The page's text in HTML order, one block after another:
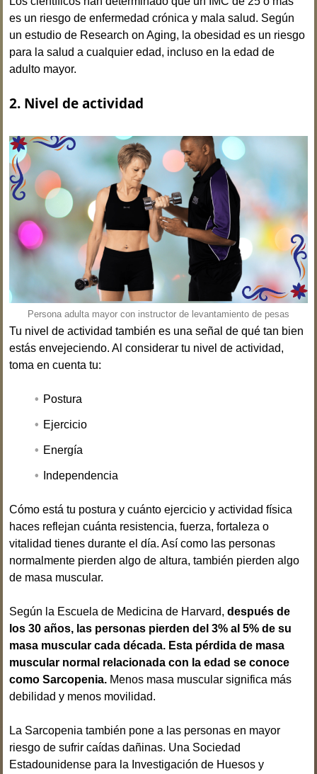
es un riesgo de enfermedad crónica y mala salud. Según
un estudio de Research on Aging, la obesidad es un riesgo
para la salud a cualquier edad, incluso en la edad de
adulto mayor.
2. Nivel de actividad
Persona adulta mayor con instructor de levantamiento de pesas
Tu nivel de actividad también es una señal de qué tan bien
estás envejeciendo. Al considerar tu nivel de actividad,
toma en cuenta tu:
Postura
Ejercicio
Energía
Independencia
Cómo está tu postura y cuánto ejercicio y actividad física
haces reflejan cuánta resistencia, fuerza, fortaleza o
vitalidad tienes durante el día. Así como las personas
normalmente pierden algo de altura, también pierden algo
de masa muscular.
Según la Escuela de Medicina de Harvard, después de
los 30 años, las personas pierden del 3% al 5% de su
masa muscular cada década. Esta pérdida de masa
muscular normal relacionada con la edad se conoce
como Sarcopenia. Menos masa muscular significa más
debilidad y menos movilidad.
La Sarcopenia también pone a las personas en mayor
riesgo de sufrir caídas dañinas. Una Sociedad
Estadounidense para la Investigación de Huesos y